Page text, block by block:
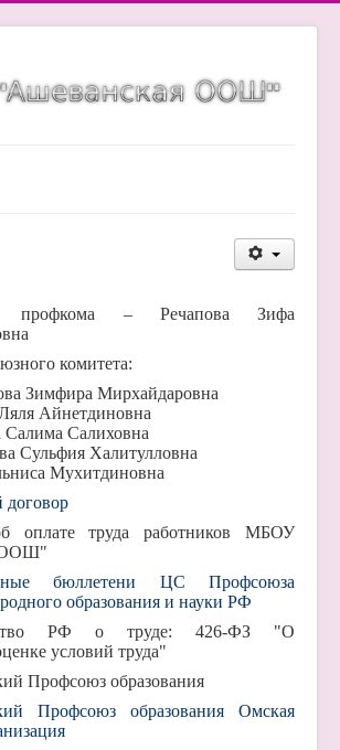
питания
профкома – Речапова Зифа
комитета:
Зимфира Мирхайдаровна
Айнетдиновна
Салима Салиховна
Сульфия Халитулловна
Мухитдиновна
договор
оплате труда работников МБОУ
ООШ"
бюллетени ЦС Профсоюза
образования и науки РФ
РФ о труде: 426-ФЗ "О
условий труда"
Профсоюз образования
Профсоюз образования Омская